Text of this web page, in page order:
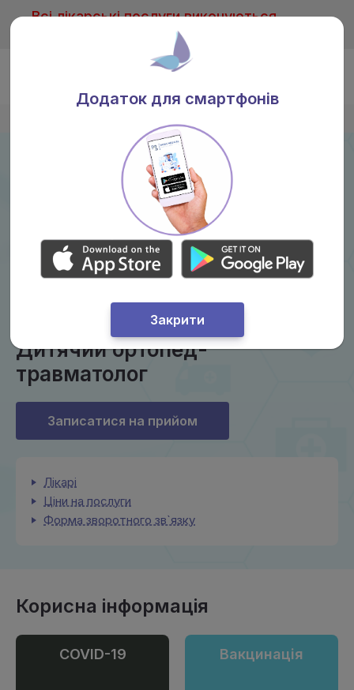
Всі лікарські послуги виконуються
тільки після консультації лікаря
Дитячий ортопед-
травматолог
Записатися на прийом
Лікарі
Ціни на послуги
Форма зворотного зв`язку
Корисна інформація
COVID-19 Вакцинація
Додаток для смартфонів
Закрити